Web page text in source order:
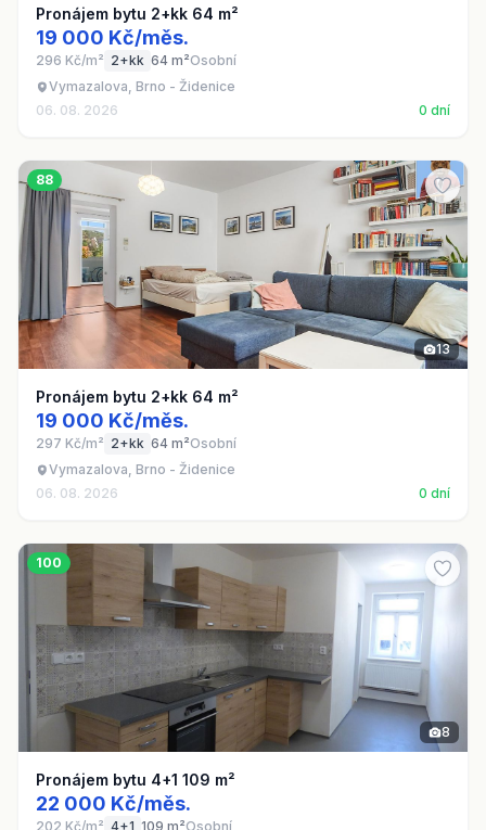
Pronájem bytu 2+kk 64 m²
19 000 Kč/měs.
296 Kč/m² 2+kk 64 m²Osobní
Vymazalova, Brno - Židenice
06. 08. 2026
0 dní
88
13
Pronájem bytu 2+kk 64 m²
19 000 Kč/měs.
297 Kč/m² 2+kk 64 m²Osobní
Vymazalova, Brno - Židenice
06. 08. 2026
0 dní
100
8
Pronájem bytu 4+1 109 m²
22 000 Kč/měs.
202 Kč/m² 4+1 109 m²Osobní